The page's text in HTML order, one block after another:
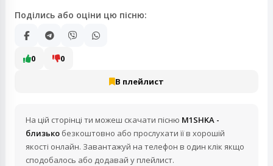
Поділись або оціни цю пісню:
0 0
В плейлист
На цій сторінці ти можеш скачати пісню M1SHKA -
близько безкоштовно або прослухати її в хорошій
якості онлайн. Завантажуй на телефон в один клік якщо
сподобалось або додавай у плейлист.